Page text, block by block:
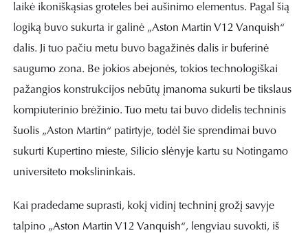
laikė ikoniškąsias groteles bei aušinimo elementus. Pagal šią
logiką buvo sukurta ir galinė „Aston Martin V12 Vanquish“
dalis. Ji tuo pačiu metu buvo bagažinės dalis ir buferinė
saugumo zona. Be jokios abejonės, tokios technologiškai
pažangios konstrukcijos nebūtų įmanoma sukurti be tikslaus
kompiuterinio brėžinio. Tuo metu tai buvo didelis techninis
šuolis „Aston Martin“ patirtyje, todėl šie sprendimai buvo
sukurti Kupertino mieste, Silicio slėnyje kartu su Notingamo
universiteto mokslininkais.
Kai pradedame suprasti, kokį vidinį techninį grožį savyje
talpino „Aston Martin V12 Vanquish“, lengviau suvokti, iš